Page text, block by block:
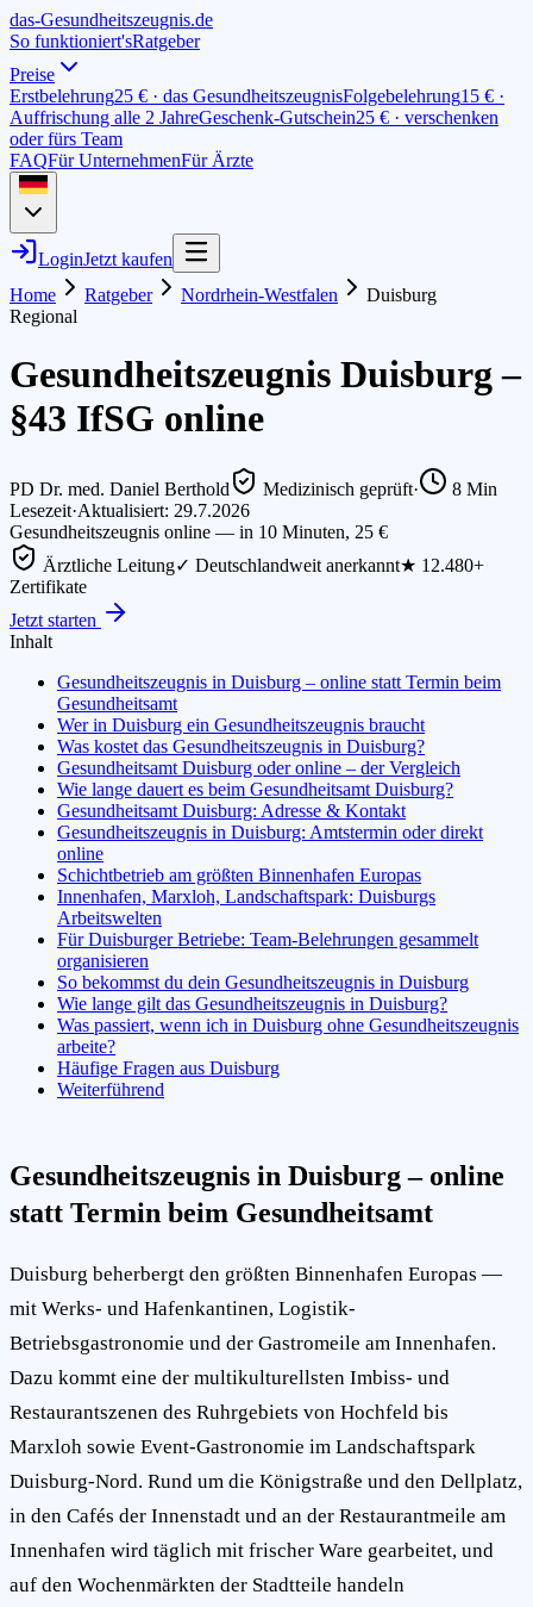
das-Gesundheitszeugnis.de
So funktioniert'sRatgeber
Preise
Erstbelehrung25 € · das GesundheitszeugnisFolgebelehrung15 € ·
Auffrischung alle 2 JahreGeschenk-Gutschein25 € · verschenken
oder fürs Team
FAQFür UnternehmenFür Ärzte
LoginJetzt kaufen
Home
Ratgeber Nordrhein-Westfalen
Duisburg
Regional
Gesundheitszeugnis Duisburg –
§43 IfSG online
PD Dr. med. Daniel Berthold Medizinisch geprüft· 8 Min
Lesezeit·Aktualisiert: 29.7.2026
Gesundheitszeugnis online — in 10 Minuten, 25 €
Ärztliche Leitung✓ Deutschlandweit anerkannt★ 12.480+
Zertifikate
Jetzt starten
Inhalt
Gesundheitszeugnis in Duisburg – online statt Termin beim
Gesundheitsamt
Wer in Duisburg ein Gesundheitszeugnis braucht
Was kostet das Gesundheitszeugnis in Duisburg?
Gesundheitsamt Duisburg oder online – der Vergleich
Wie lange dauert es beim Gesundheitsamt Duisburg?
Gesundheitsamt Duisburg: Adresse & Kontakt
Gesundheitszeugnis in Duisburg: Amtstermin oder direkt
online
Schichtbetrieb am größten Binnenhafen Europas
Innenhafen, Marxloh, Landschaftspark: Duisburgs
Arbeitswelten
Für Duisburger Betriebe: Team-Belehrungen gesammelt
organisieren
So bekommst du dein Gesundheitszeugnis in Duisburg
Wie lange gilt das Gesundheitszeugnis in Duisburg?
Was passiert, wenn ich in Duisburg ohne Gesundheitszeugnis
arbeite?
Häufige Fragen aus Duisburg
Weiterführend
Gesundheitszeugnis in Duisburg – online
statt Termin beim Gesundheitsamt
Duisburg beherbergt den größten Binnenhafen Europas —
mit Werks- und Hafenkantinen, Logistik-
Betriebsgastronomie und der Gastromeile am Innenhafen.
Dazu kommt eine der multikulturellsten Imbiss- und
Restaurantszenen des Ruhrgebiets von Hochfeld bis
Marxloh sowie Event-Gastronomie im Landschaftspark
Duisburg-Nord. Rund um die Königstraße und den Dellplatz,
in den Cafés der Innenstadt und an der Restaurantmeile am
Innenhafen wird täglich mit frischer Ware gearbeitet, und
auf den Wochenmärkten der Stadtteile handeln